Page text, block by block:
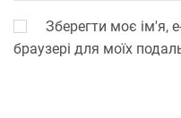
Зберегти моє ім'я,
браузері для моїх